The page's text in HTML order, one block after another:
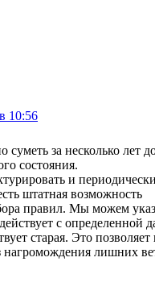
10:56
суметь за несколько лет
состояния.
и
штатная возможность
правил. Мы можем
с определенной
старая. Это позволяет
нагромождения лишних